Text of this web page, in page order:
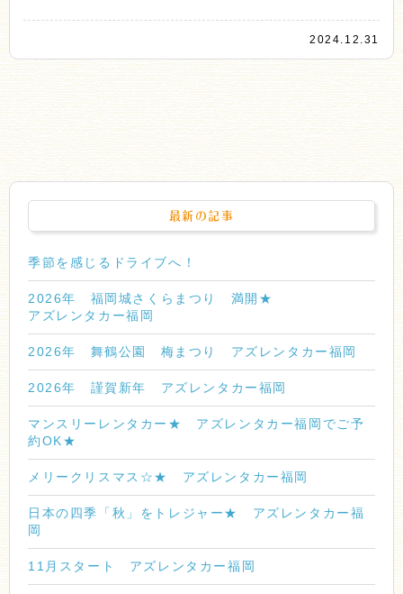
2024.12.31
最新の記事
季節を感じるドライブへ！
2026年 福岡城さくらまつり 満開★
アズレンタカー福岡
2026年 舞鶴公園 梅まつり アズレンタカー福岡
2026年 謹賀新年 アズレンタカー福岡
マンスリーレンタカー★ アズレンタカー福岡でご予
約OK★
メリークリスマス☆★ アズレンタカー福岡
日本の四季「秋」をトレジャー★ アズレンタカー福
岡
11月スタート アズレンタカー福岡